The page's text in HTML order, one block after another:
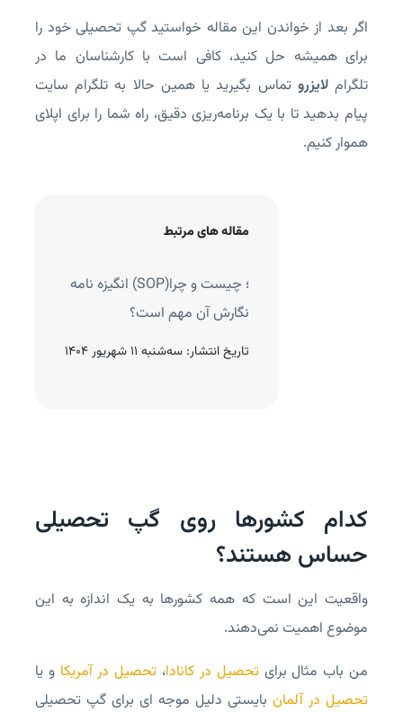
مقاله های مرتبط
انگیزه نامه (SOP)؛ چیست و چرا
نگارش آن مهم است؟
تاریخ انتشار: سه‌شنبه 11 شهریور 1404
اگر بعد از خواندن این مقاله خواستید گپ تحصیلی خود را
برای همیشه حل کنید، کافی است با کارشناسان ما در
تلگراملایزرو تماس بگیرید یا همین حالا به تلگرام سایت
پیام بدهید تا با یک برنامه‌ریزی دقیق، راه شما را برای اپلای
هموار کنیم.
کدام کشورها روی گپ تحصیلی
حساس هستند؟
واقعیت این است که همه کشورها به یک اندازه به این
موضوع اهمیت نمی‌دهند.
من باب مثال برایتحصیل در کانادا، تحصیل در آمریکا و یا
تحصیل در آلمان بایستی دلیل موجه ای برای گپ تحصیلی